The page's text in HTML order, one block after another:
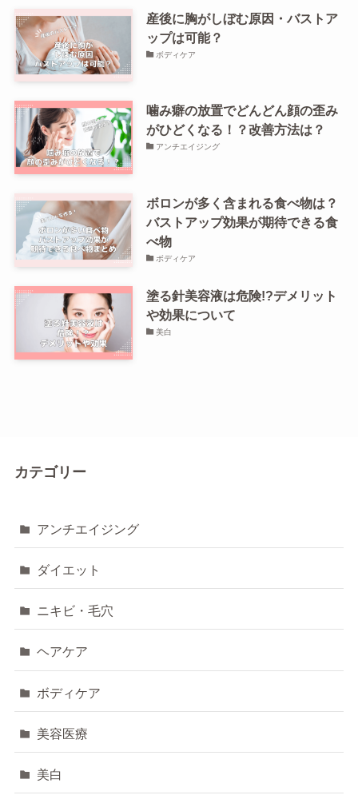
産後に胸がしぼむ原因・バストア
ップは可能？
ボディケア
噛み癖の放置でどんどん顔の歪み
がひどくなる！？改善方法は？
アンチエイジング
ボロンが多く含まれる食べ物は？
バストアップ効果が期待できる食
べ物
ボディケア
塗る針美容液は危険!?デメリット
や効果について
美白
カテゴリー
アンチエイジング
ダイエット
ニキビ・毛穴
ヘアケア
ボディケア
美容医療
美白